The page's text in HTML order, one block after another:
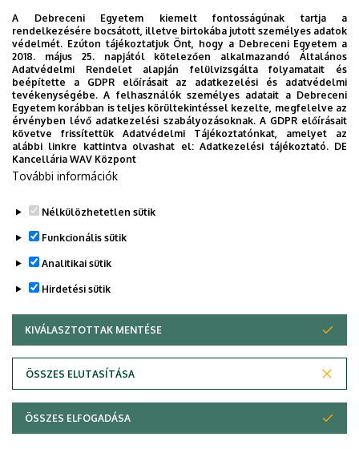
éghajlat Programot Kerényi Attila professzor, a Lito- és
hidroszféra természetes és antropogén folyamatai
Programot Lóki József professzor, a Társadalomföldrajzi
és Területfejlesztés Programot Kozma Gábor egyetemi
tanár vezeti.
A történetet feldolgozó kötet elérhető az alábbilinkre
kattintvaérthetrő el.
Legutóbbi frissítés: 2025. 09. 19. 19:32
Adatvédelem
Szerzői jog © 2026 Unideb
A Debreceni Egyetem kiemelt fontosságúnak tartja a
rendelkezésére bocsátott, illetve birtokába jutott személyes adatok
védelmét. Ezúton tájékoztatjuk Önt, hogy a Debreceni Egyetem a
2018. május 25. napjától kötelezően alkalmazandó Általános
Adatvédelmi Rendelet alapján felülvizsgálta folyamatait és
beépítette a GDPR előírásait az adatkezelési és adatvédelmi
tevékenységébe. A felhasználók személyes adatait a Debreceni
Egyetem korábban is teljes körültekintéssel kezelte, megfelelve az
érvényben lévő adatkezelési szabályozásoknak. A GDPR előírásait
követve frissítettük Adatvédelmi Tájékoztatónkat, amelyet az
alábbi linkre kattintva olvashat el:Adatkezelési tájékoztató. DE
Kancellária WAV Központ
További információk
Nélkülözhetetlen sütik
Funkcionális sütik
Analitikai sütik
Hirdetési sütik
KIVÁLASZTOTTAK MENTÉSE
ÖSSZES ELUTASÍTÁSA
WITHDRAW CONSENT
ÖSSZES ELFOGADÁSA